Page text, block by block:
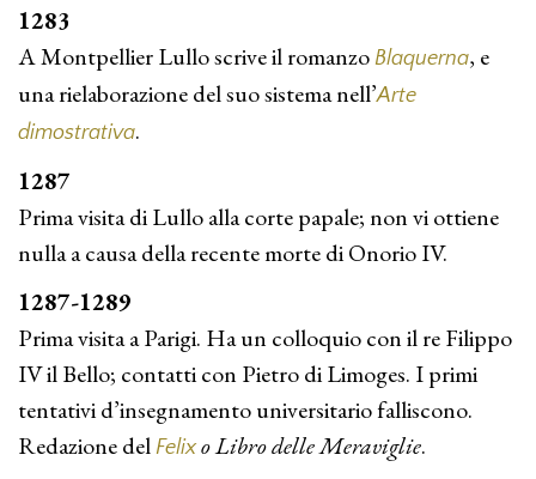
1283
A Montpellier Lullo scrive il romanzo Blaquerna, e
una rielaborazione del suo sistema nell’Arte
dimostrativa.
1287
Prima visita di Lullo alla corte papale; non vi ottiene
nulla a causa della recente morte di Onorio IV.
1287-1289
Prima visita a Parigi. Ha un colloquio con il re Filippo
IV il Bello; contatti con Pietro di Limoges. I primi
tentativi d’insegnamento universitario falliscono.
Redazione del Felixo Libro delle Meraviglie.